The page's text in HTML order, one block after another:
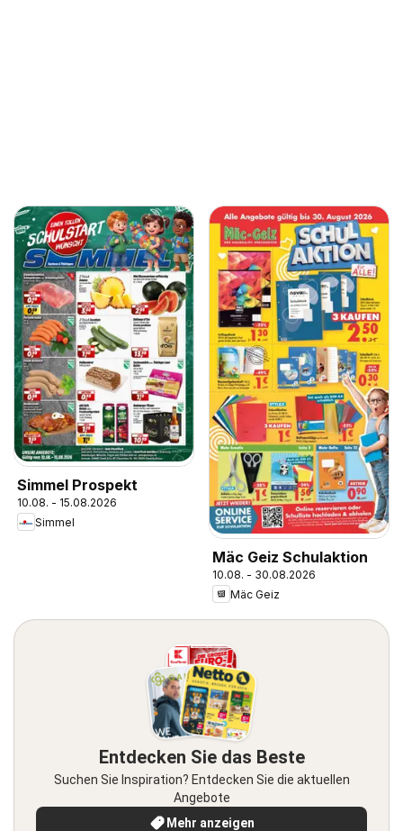
Simmel Prospekt
10.08. - 15.08.2026
Simmel
Mäc Geiz Schulaktion
10.08. - 30.08.2026
Mäc Geiz
Entdecken Sie das Beste
Suchen Sie Inspiration? Entdecken Sie die aktuellen
Angebote
Mehr anzeigen